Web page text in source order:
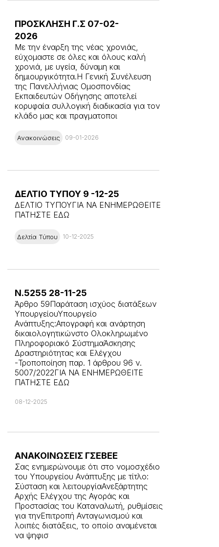
ΠΡΟΣΚΛΗΣΗ Γ.Σ 07-02-
2026
Με την έναρξη της νέας χρονιάς,
εύχομαστε σε όλες και όλους καλή
χρονιά, με υγεία, δύναμη και
δημιουργικότητα.Η Γενική Συνέλευση
της Πανελλήνιας Ομοσπονδίας
Εκπαιδευτών Οδήγησης αποτελεί
κορυφαία συλλογική διαδικασία για τον
κλάδο μας και πραγματοποι
Ανακοινώσεις 09-01-2026
ΔΕΛΤΙΟ ΤΥΠΟΥ 9 -12-25
ΔΕΛΤΙΟ ΤΥΠΟΥΓΙΑ ΝΑ ΕΝΗΜΕΡΩΘΕΙΤΕ
ΠΑΤΗΣΤΕ ΕΔΩ
Δελτία Τύπου 10-12-2025
Ν.5255 28-11-25
Άρθρο 59Παράταση ισχύος διατάξεων
ΥπουργείουΥπουργείο
Ανάπτυξης:Απογραφή και ανάρτηση
δικαιολογητικώνστο Ολοκληρωμένο
Πληροφοριακό ΣύστημαΆσκησης
Δραστηριότητας και Ελέγχου
-Τροποποίηση παρ. 1 άρθρου 96 ν.
5007/2022ΓΙΑ ΝΑ ΕΝΗΜΕΡΩΘΕΙΤΕ
ΠΑΤΗΣΤΕ ΕΔΩ
08-12-2025
ΑΝΑΚΟΙΝΩΣΕΙΣ ΓΣΕΒΕΕ
Σας ενημερώνουμε ότι στο νομοσχέδιο
του Υπουργείου Ανάπτυξης με τίτλο:
Σύσταση και λειτουργίαΑνεξάρτητης
Αρχής Ελέγχου της Αγοράς και
Προστασίας του Καταναλωτή, ρυθμίσεις
για τηνΕπιτροπή Ανταγωνισμού και
λοιπές διατάξεις, το οποίο αναμένεται
να ψηφισ